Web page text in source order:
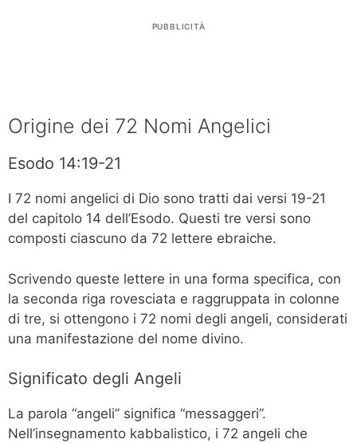
PUBBLICITÀ
Origine dei 72 Nomi Angelici
Esodo 14:19-21
I 72 nomi angelici di Dio sono tratti dai versi 19-21
del capitolo 14 dell’Esodo. Questi tre versi sono
composti ciascuno da 72 lettere ebraiche.
Scrivendo queste lettere in una forma specifica, con
la seconda riga rovesciata e raggruppata in colonne
di tre, si ottengono i 72 nomi degli angeli, considerati
una manifestazione del nome divino.
Significato degli Angeli
La parola “angeli” significa “messaggeri”.
Nell’insegnamento kabbalistico, i 72 angeli che